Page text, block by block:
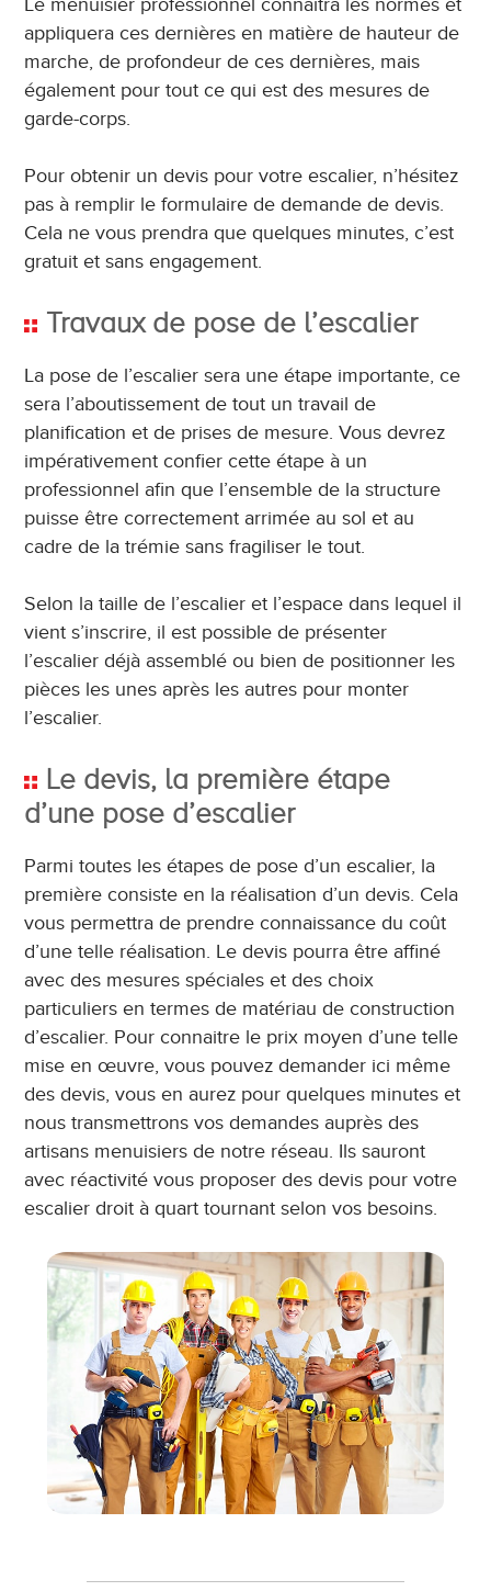
Le menuisier professionnel connaitra les normes et
appliquera ces dernières en matière de hauteur de
marche, de profondeur de ces dernières, mais
également pour tout ce qui est des mesures de
garde-corps.
Pour obtenir un devis pour votre escalier, n’hésitez
pas à remplir le formulaire de demande de devis.
Cela ne vous prendra que quelques minutes, c’est
gratuit et sans engagement.
Travaux de pose de l’escalier
La pose de l’escalier sera une étape importante, ce
sera l’aboutissement de tout un travail de
planification et de prises de mesure. Vous devrez
impérativement confier cette étape à un
professionnel afin que l’ensemble de la structure
puisse être correctement arrimée au sol et au
cadre de la trémie sans fragiliser le tout.
Selon la taille de l’escalier et l’espace dans lequel il
vient s’inscrire, il est possible de présenter
l’escalier déjà assemblé ou bien de positionner les
pièces les unes après les autres pour monter
l’escalier.
Le devis, la première étape
d’une pose d’escalier
Parmi toutes les étapes de pose d’un escalier, la
première consiste en la réalisation d’un devis. Cela
vous permettra de prendre connaissance du coût
d’une telle réalisation. Le devis pourra être affiné
avec des mesures spéciales et des choix
particuliers en termes de matériau de construction
d’escalier. Pour connaitre le prix moyen d’une telle
mise en œuvre, vous pouvez demander ici même
des devis, vous en aurez pour quelques minutes et
nous transmettrons vos demandes auprès des
artisans menuisiers de notre réseau. Ils sauront
avec réactivité vous proposer des devis pour votre
escalier droit à quart tournant selon vos besoins.